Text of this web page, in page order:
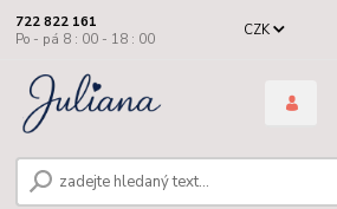
CZK
722 822 161
Po - pá 8 : 00 - 18 : 00